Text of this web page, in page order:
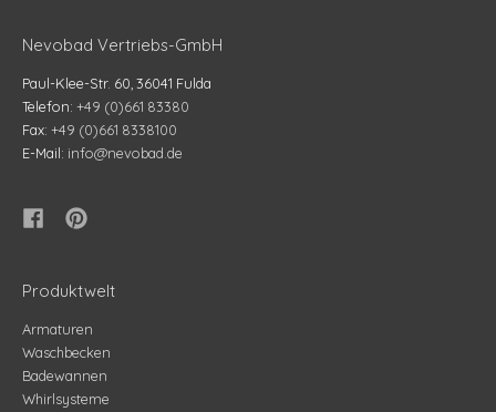
Nevobad Vertriebs-GmbH
Paul-Klee-Str. 60, 36041 Fulda
Telefon: +49 (0)661 83380
Fax: +49 (0)661 8338100
E-Mail: info@nevobad.de
Produktwelt
Armaturen
Waschbecken
Badewannen
Whirlsysteme